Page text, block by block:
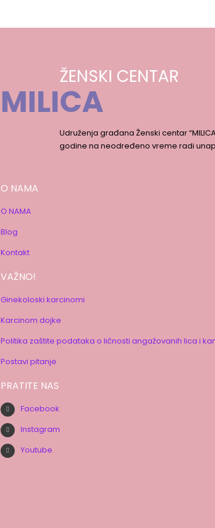
ŽENSKI CENTAR
MILICA
Udruženja građana Ženski centar
godine na neodređeno vreme radi
O NAMA
O NAMA
Blog
Kontakt
VAŽNO!
Ginekoloski karcinomi
Karcinom dojke
Politika zaštite podataka o ličnosti angažovanih lica i
Postavi pitanje
PRATITE NAS
Facebook
Instagram
Youtube